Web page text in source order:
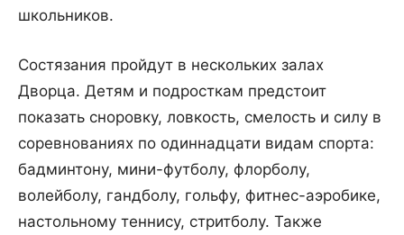
школьников.
Состязания пройдут в нескольких залах
Дворца. Детям и подросткам предстоит
показать сноровку, ловкость, смелость и силу в
соревнованиях по одиннадцати видам спорта:
бадминтону, мини-футболу, флорболу,
волейболу, гандболу, гольфу, фитнес-аэробике,
настольному теннису, стритболу. Также